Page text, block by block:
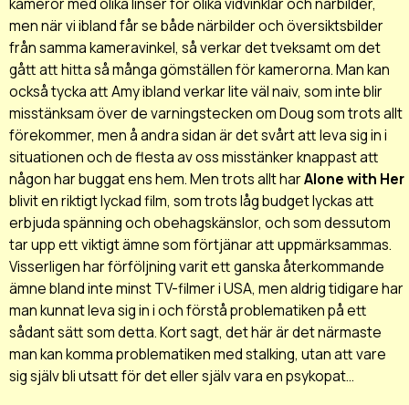
men när vi ibland får se både närbilder och översiktsbilder
från samma kameravinkel, så verkar det tveksamt om det
gått att hitta så många gömställen för kamerorna. Man kan
också tycka att Amy ibland verkar lite väl naiv, som inte blir
misstänksam över de varningstecken om Doug som trots allt
förekommer, men å andra sidan är det svårt att leva sig in i
situationen och de flesta av oss misstänker knappast att
någon har buggat ens hem. Men trots allt harAlone with Her
blivit en riktigt lyckad film, som trots låg budget lyckas att
erbjuda spänning och obehagskänslor, och som dessutom
tar upp ett viktigt ämne som förtjänar att uppmärksammas.
Visserligen har förföljning varit ett ganska återkommande
ämne bland inte minst TV-filmer i USA, men aldrig tidigare har
man kunnat leva sig in i och förstå problematiken på ett
sådant sätt som detta. Kort sagt, det här är det närmaste
man kan komma problematiken med stalking, utan att vare
sig själv bli utsatt för det eller själv vara en psykopat...